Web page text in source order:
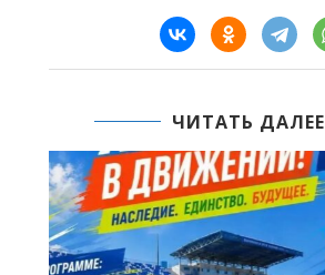
ЧИТАТЬ ДАЛЕЕ